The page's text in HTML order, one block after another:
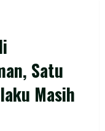
Satu
Masih